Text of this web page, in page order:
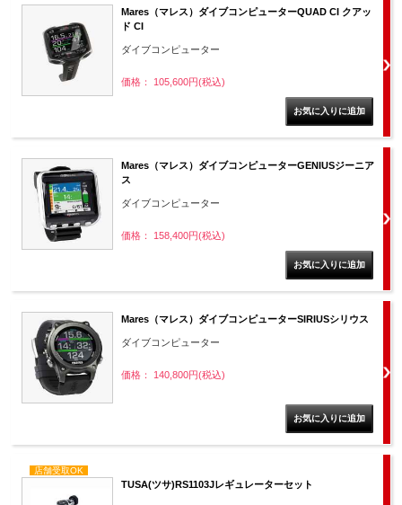
Mares（マレス）ダイブコンピューターQUAD CI クアッ
ド CI
ダイブコンピューター
価格： 105,600円(税込)
Mares（マレス）ダイブコンピューターGENIUSジーニア
ス
ダイブコンピューター
価格： 158,400円(税込)
Mares（マレス）ダイブコンピューターSIRIUSシリウス
ダイブコンピューター
価格： 140,800円(税込)
店舗受取OK
TUSA(ツサ)RS1103Jレギュレーターセット